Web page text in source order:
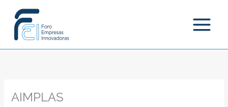
contenido
AIMPLAS